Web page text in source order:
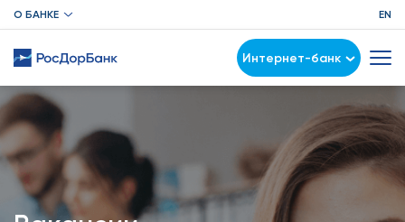
О БАНКЕ EN
Интернет-банк